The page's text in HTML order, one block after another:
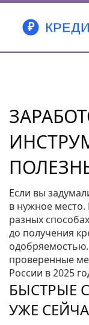
Если вы
в нужное место.
разных
до получения
проверенные
России в 2025
БЫСТРЫЕ
УЖЕ